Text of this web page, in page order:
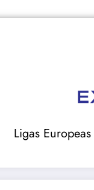
Ligas Europeas